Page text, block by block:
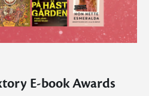
E-book Awards